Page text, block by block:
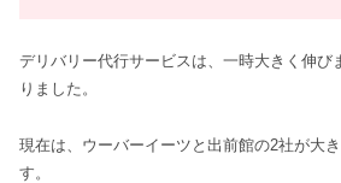
デリバリー代行サービスは、一時大きく伸び
りました。
現在は、ウーバーイーツと出前館の2社が大
す。